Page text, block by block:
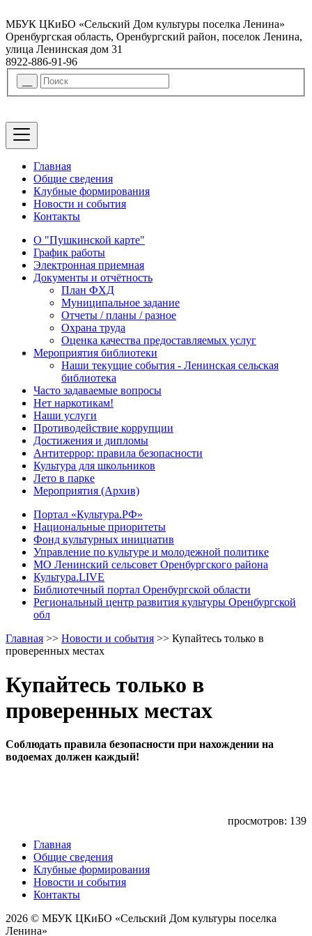
МБУК ЦКиБО «Сельский Дом культуры поселка Ленина»
Оренбургская область, Оренбургский район, поселок Ленина,
улица Ленинская дом 31
8922-886-91-96
Главная
Общие сведения
Клубные формирования
Новости и события
Контакты
О "Пушкинской карте"
График работы
Электронная приемная
Документы и отчётность
План ФХД
Муниципальное задание
Отчеты / планы / разное
Охрана труда
Оценка качества предоставляемых услуг
Мероприятия библиотеки
Наши текущие события - Ленинская сельская
библиотека
Часто задаваемые вопросы
Нет наркотикам!
Наши услуги
Противодействие коррупции
Достижения и дипломы
Антитеррор: правила безопасности
Культура для школьников
Лето в парке
Мероприятия (Архив)
Портал «Культура.РФ»
Национальные приоритеты
Фонд культурных инициатив
Управление по культуре и молодежной политике
МО Ленинский сельсовет Оренбургского района
Культура.LIVE
Библиотечный портал Оренбургской области
Региональный центр развития культуры Оренбургской
обл
Главная >> Новости и события >> Купайтесь только в
проверенных местах
Купайтесь только в
проверенных местах
Соблюдать правила безопасности при нахождении на
водоемах должен каждый!
просмотров: 139
Главная
Общие сведения
Клубные формирования
Новости и события
Контакты
2026 © МБУК ЦКиБО «Сельский Дом культуры поселка
Ленина»